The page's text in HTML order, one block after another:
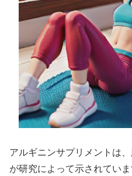
アルギニンサプリメントは
が研究によって示されてい